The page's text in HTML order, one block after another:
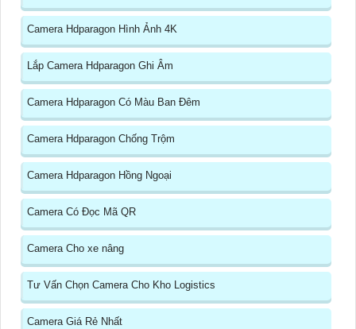
Camera Hdparagon Hình Ảnh 4K
Lắp Camera Hdparagon Ghi Âm
Camera Hdparagon Có Màu Ban Đêm
Camera Hdparagon Chống Trộm
Camera Hdparagon Hồng Ngoại
Camera Có Đọc Mã QR
Camera Cho xe nâng
Tư Vấn Chọn Camera Cho Kho Logistics
Camera Giá Rẻ Nhất